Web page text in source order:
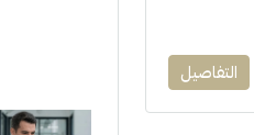
التفاصيل